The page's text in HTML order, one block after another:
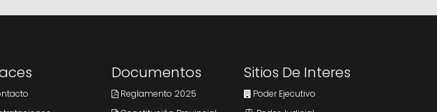
Documentos
Reglamento 2025
Sitios De Interes
Poder Ejecutivo